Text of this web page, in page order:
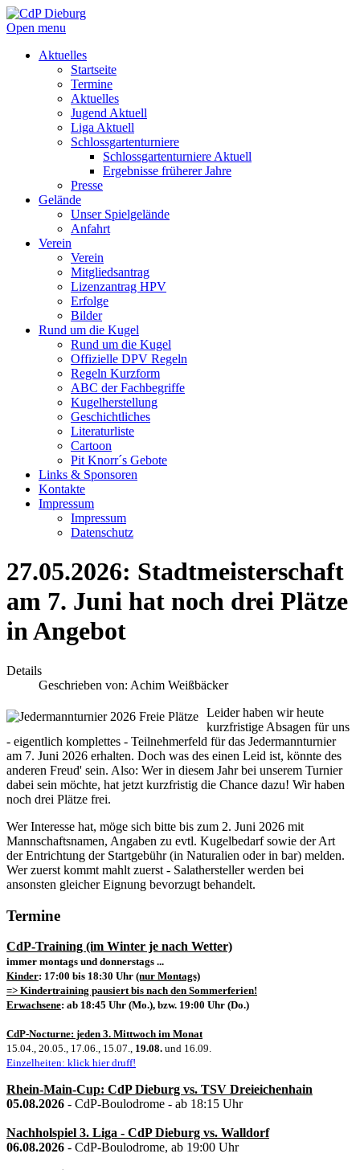
Open menu
Aktuelles
Startseite
Termine
Aktuelles
Jugend Aktuell
Liga Aktuell
Schlossgartenturniere
Schlossgartenturniere Aktuell
Ergebnisse früherer Jahre
Presse
Gelände
Unser Spielgelände
Anfahrt
Verein
Verein
Mitgliedsantrag
Lizenzantrag HPV
Erfolge
Bilder
Rund um die Kugel
Rund um die Kugel
Offizielle DPV Regeln
Regeln Kurzform
ABC der Fachbegriffe
Kugelherstellung
Geschichtliches
Literaturliste
Cartoon
Pit Knorr´s Gebote
Links & Sponsoren
Kontakte
Impressum
Impressum
Datenschutz
27.05.2026: Stadtmeisterschaft
am 7. Juni hat noch drei Plätze
in Angebot
Details
Geschrieben von: Achim Weißbäcker
Leider haben wir heute
kurzfristige Absagen für uns
- eigentlich komplettes - Teilnehmerfeld für das Jedermannturnier
am 7. Juni 2026 erhalten. Doch was des einen Leid ist, könnte des
anderen Freud' sein. Also: Wer in diesem Jahr bei unserem Turnier
dabei sein möchte, hat jetzt kurzfristig die Chance dazu! Wir haben
noch drei Plätze frei.
Wer Interesse hat, möge sich bitte bis zum 2. Juni 2026 mit
Mannschaftsnamen, Angaben zu evtl. Kugelbedarf sowie der Art
der Entrichtung der Startgebühr (in Naturalien oder in bar) melden.
Wer zuerst kommt mahlt zuerst - Salathersteller werden bei
ansonsten gleicher Eignung bevorzugt behandelt.
Termine
CdP-Training (im Winter je nach Wetter)
immer montags und donnerstags ...
Kinder: 17:00 bis 18:30 Uhr (nur Montags)
=> Kindertraining pausiert bis nach den Sommerferien!
Erwachsene: ab 18:45 Uhr (Mo.), bzw. 19:00 Uhr (Do.)
CdP-Nocturne: jeden 3. Mittwoch im Monat
15.04., 20.05., 17.06., 15.07., 19.08. und 16.09.
Einzelheiten: klick hier druff!
Rhein-Main-Cup: CdP Dieburg vs. TSV Dreieichenhain
05.08.2026 - CdP-Boulodrome - ab 18:15 Uhr
Nachholspiel 3. Liga - CdP Dieburg vs. Walldorf
06.08.2026 - CdP-Boulodrome, ab 19:00 Uhr